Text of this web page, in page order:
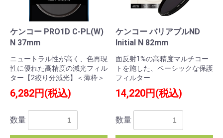
ケンコー PRO1D C-PL(W)
N 37mm
ニュートラル性が高く、色再現
性に優れた高精度の減光フィル
ター【2絞り分減光】＜薄枠＞
6,282円(税込)
数量
ケンコー バリアブルND
Initial N 82mm
面反射1%の高精度マルチコー
トを施した、ベーシックな保護
フィルター
14,220円(税込)
数量